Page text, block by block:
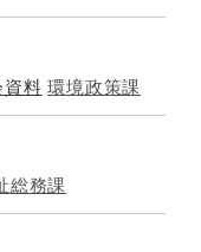
資料 環境政策課
総務課